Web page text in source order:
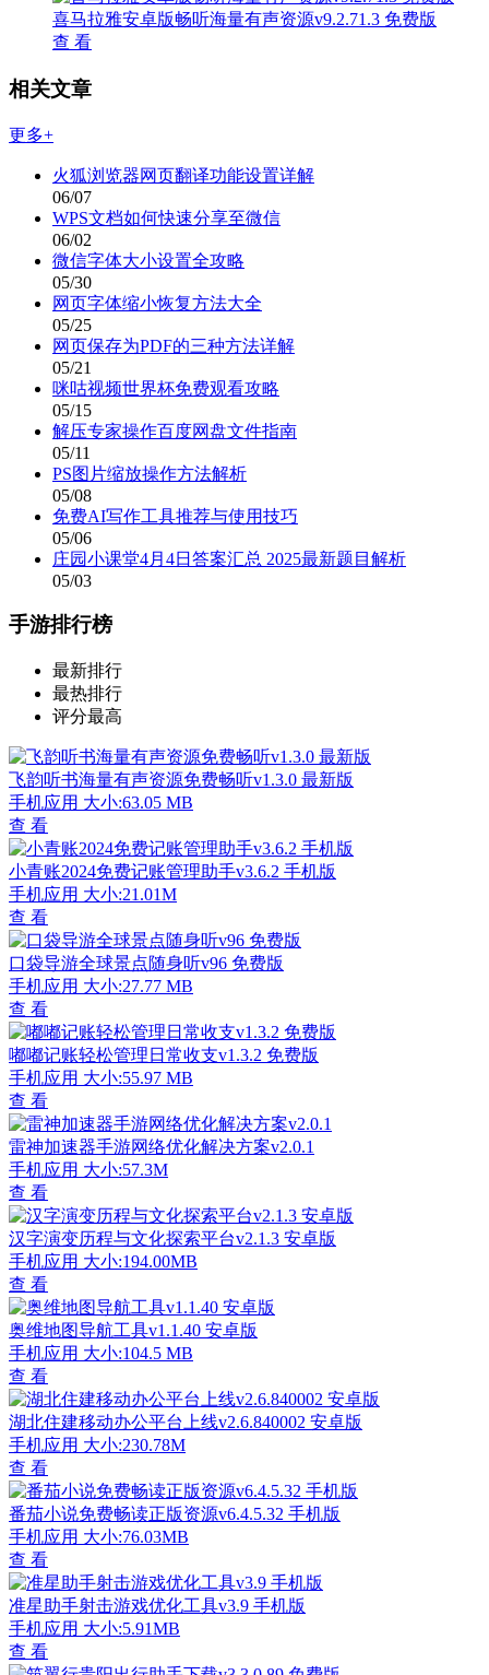
喜马拉雅安卓版畅听海量有声资源v9.2.71.3 免费版
查 看
相关文章
更多+
火狐浏览器网页翻译功能设置详解
06/07
WPS文档如何快速分享至微信
06/02
微信字体大小设置全攻略
05/30
网页字体缩小恢复方法大全
05/25
网页保存为PDF的三种方法详解
05/21
咪咕视频世界杯免费观看攻略
05/15
解压专家操作百度网盘文件指南
05/11
PS图片缩放操作方法解析
05/08
免费AI写作工具推荐与使用技巧
05/06
庄园小课堂4月4日答案汇总 2025最新题目解析
05/03
手游排行榜
最新排行
最热排行
评分最高
飞韵听书海量有声资源免费畅听v1.3.0 最新版
手机应用 大小:63.05 MB
查 看
小青账2024免费记账管理助手v3.6.2 手机版
手机应用 大小:21.01M
查 看
口袋导游全球景点随身听v96 免费版
手机应用 大小:27.77 MB
查 看
嘟嘟记账轻松管理日常收支v1.3.2 免费版
手机应用 大小:55.97 MB
查 看
雷神加速器手游网络优化解决方案v2.0.1
手机应用 大小:57.3M
查 看
汉字演变历程与文化探索平台v2.1.3 安卓版
手机应用 大小:194.00MB
查 看
奥维地图导航工具v1.1.40 安卓版
手机应用 大小:104.5 MB
查 看
湖北住建移动办公平台上线v2.6.840002 安卓版
手机应用 大小:230.78M
查 看
番茄小说免费畅读正版资源v6.4.5.32 手机版
手机应用 大小:76.03MB
查 看
准星助手射击游戏优化工具v3.9 手机版
手机应用 大小:5.91MB
查 看